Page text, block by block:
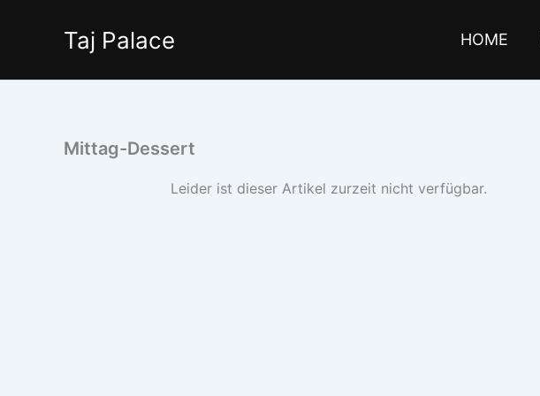
Taj Palace HOME
Mittag-Dessert
Leider ist dieser Artikel zurzeit nicht verfügbar.